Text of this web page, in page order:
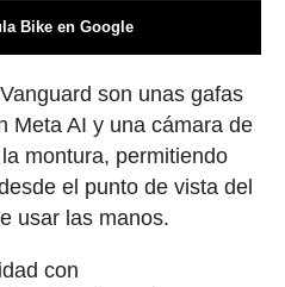
Bike en Google
son unas gafas
Meta AI y una cámara de
montura, permitiendo
el punto de vista del
usar las manos.
con